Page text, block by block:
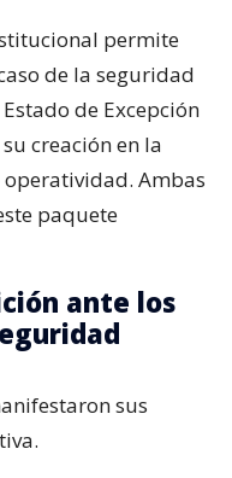
permite
de la seguridad
de Excepción
creación en la
Ambas
paquete
ante los
sus